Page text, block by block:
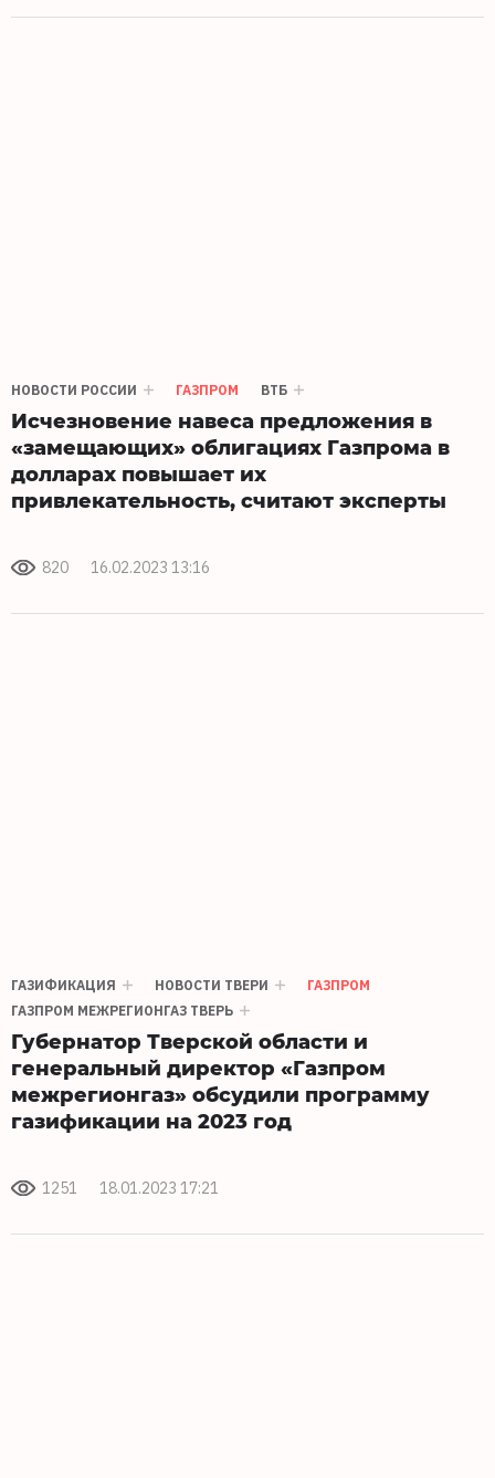
НОВОСТИ РОССИИ ГАЗПРОМ ВТБ
Исчезновение навеса предложения в
«замещающих» облигациях Газпрома в
долларах повышает их
привлекательность, считают эксперты
820 16.02.2023 13:16
ГАЗИФИКАЦИЯ НОВОСТИ ТВЕРИ
ГАЗПРОМ
ГАЗПРОМ МЕЖРЕГИОНГАЗ ТВЕРЬ
Губернатор Тверской области и
генеральный директор «Газпром
межрегионгаз» обсудили программу
газификации на 2023 год
1251 18.01.2023 17:21